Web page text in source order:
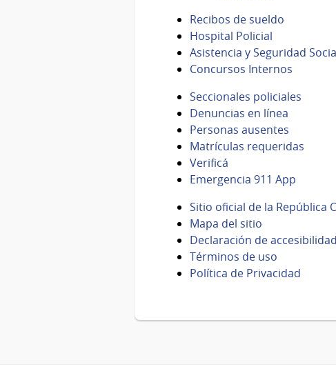
Recibos de sueldo
Hospital Policial
Asistencia y Seguridad
Concursos Internos
Seccionales policiales
Denuncias en línea
Personas ausentes
Matrículas requeridas
Verificá
Emergencia 911 App
Sitio oficial de la República
Mapa del sitio
Declaración de accesibilidad
Términos de uso
Política de Privacidad